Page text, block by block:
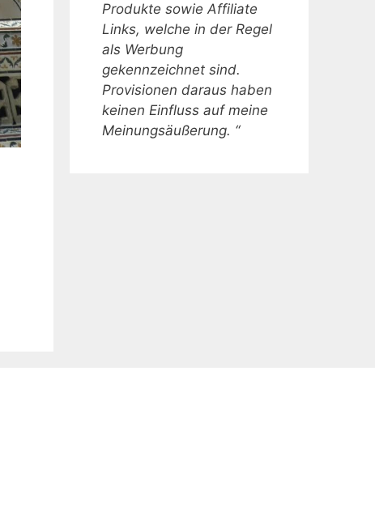
Produkte sowie Affiliate
Links, welche in der Regel
als Werbung
gekennzeichnet sind.
Provisionen daraus haben
keinen Einfluss auf meine
Meinungsäußerung. “